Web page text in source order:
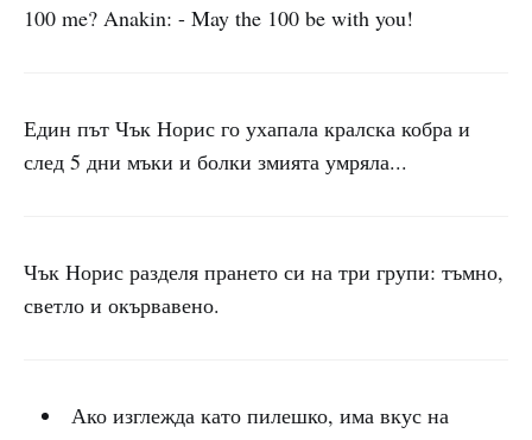
100 me? Anakin: - May the 100 be with you!
Един път Чък Норис го ухапала кралска кобра и
след 5 дни мъки и болки змията умряла...
Чък Норис разделя прането си на три групи: тъмно,
светло и окървавено.
Ако изглежда като пилешко, има вкус на